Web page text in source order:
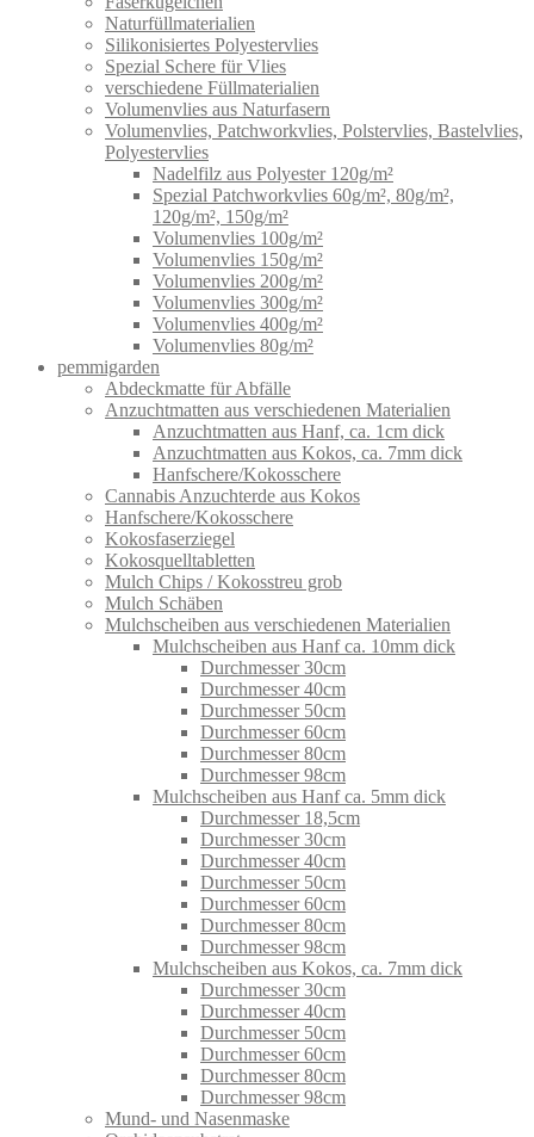
Naturfüllmaterialien
Silikonisiertes Polyestervlies
Spezial Schere für Vlies
verschiedene Füllmaterialien
Volumenvlies aus Naturfasern
Volumenvlies, Patchworkvlies, Polstervlies, Bastelvlies,
Polyestervlies
Nadelfilz aus Polyester 120g/m²
Spezial Patchworkvlies 60g/m², 80g/m²,
120g/m², 150g/m²
Volumenvlies 100g/m²
Volumenvlies 150g/m²
Volumenvlies 200g/m²
Volumenvlies 300g/m²
Volumenvlies 400g/m²
Volumenvlies 80g/m²
pemmigarden
Abdeckmatte für Abfälle
Anzuchtmatten aus verschiedenen Materialien
Anzuchtmatten aus Hanf, ca. 1cm dick
Anzuchtmatten aus Kokos, ca. 7mm dick
Hanfschere/Kokosschere
Cannabis Anzuchterde aus Kokos
Hanfschere/Kokosschere
Kokosfaserziegel
Kokosquelltabletten
Mulch Chips / Kokosstreu grob
Mulch Schäben
Mulchscheiben aus verschiedenen Materialien
Mulchscheiben aus Hanf ca. 10mm dick
Durchmesser 30cm
Durchmesser 40cm
Durchmesser 50cm
Durchmesser 60cm
Durchmesser 80cm
Durchmesser 98cm
Mulchscheiben aus Hanf ca. 5mm dick
Durchmesser 18,5cm
Durchmesser 30cm
Durchmesser 40cm
Durchmesser 50cm
Durchmesser 60cm
Durchmesser 80cm
Durchmesser 98cm
Mulchscheiben aus Kokos, ca. 7mm dick
Durchmesser 30cm
Durchmesser 40cm
Durchmesser 50cm
Durchmesser 60cm
Durchmesser 80cm
Durchmesser 98cm
Mund- und Nasenmaske